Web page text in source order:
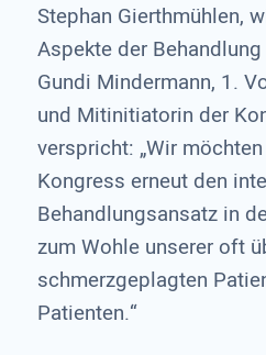
Stephan Gierthmühlen,
Aspekte der
Gundi Mindermann, 1.
und Mitinitiatorin der
verspricht: „Wir
Kongress erneut den
Behandlungsansatz in
zum Wohle unserer oft
schmerzgeplagten
Patienten.“